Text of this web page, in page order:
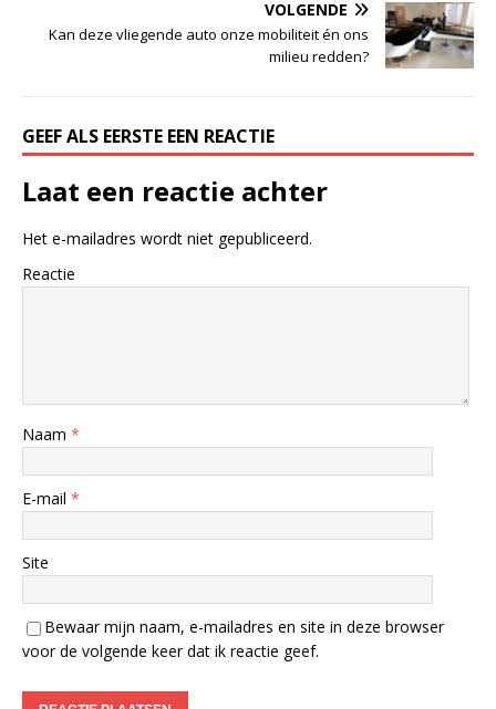
VOLGENDE
Kan deze vliegende auto onze mobiliteit én ons
milieu redden?
GEEF ALS EERSTE EEN REACTIE
Laat een reactie achter
Het e-mailadres wordt niet gepubliceerd.
Reactie
Naam *
E-mail *
Site
Bewaar mijn naam, e-mailadres en site in deze browser
voor de volgende keer dat ik reactie geef.